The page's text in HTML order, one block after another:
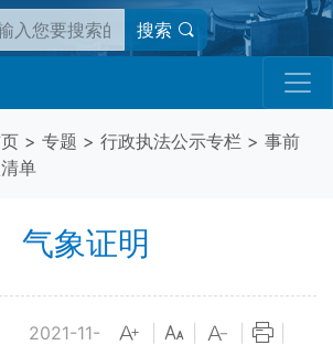
搜索
> 专题 > 行政执法公示专栏 > 事前
单
气象证明
2021-11-